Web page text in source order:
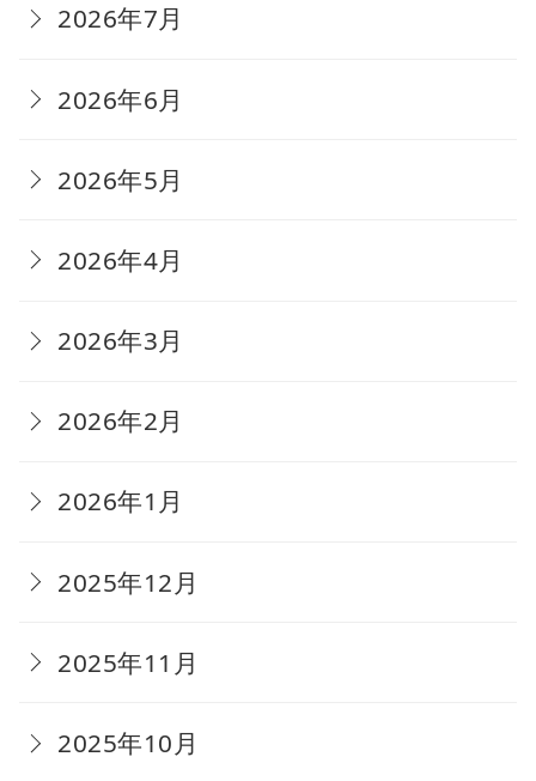
2026年7月
2026年6月
2026年5月
2026年4月
2026年3月
2026年2月
2026年1月
2025年12月
2025年11月
2025年10月